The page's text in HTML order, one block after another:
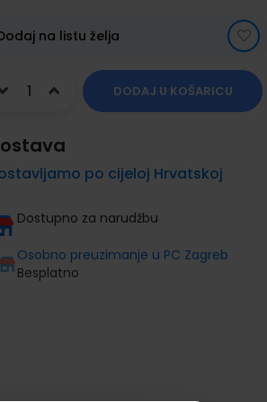
na listu želja
DODAJ U KOŠARICU
po cijeloj Hrvatskoj
Dostupno za narudžbu
Osobno preuzimanje u PC Zagreb
Besplatno